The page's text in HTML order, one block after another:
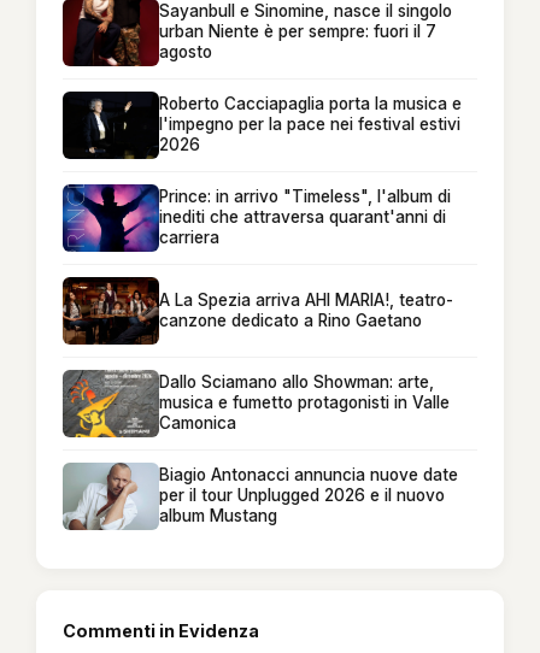
Sayanbull e Sinomine, nasce il singolo
urban Niente è per sempre: fuori il 7
agosto
Roberto Cacciapaglia porta la musica e
l'impegno per la pace nei festival estivi
2026
Prince: in arrivo "Timeless", l'album di
inediti che attraversa quarant'anni di
carriera
A La Spezia arriva AHI MARIA!, teatro-
canzone dedicato a Rino Gaetano
Dallo Sciamano allo Showman: arte,
musica e fumetto protagonisti in Valle
Camonica
Biagio Antonacci annuncia nuove date
per il tour Unplugged 2026 e il nuovo
album Mustang
Commenti in Evidenza